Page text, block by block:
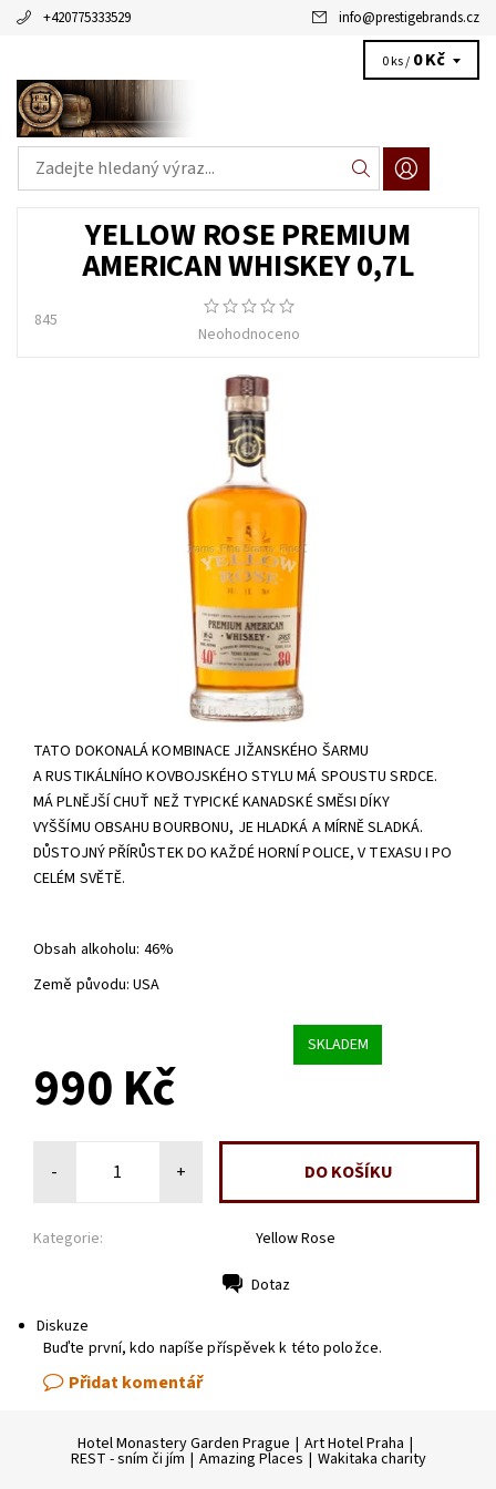
+420775333529 info@prestigebrands.cz
0 ks / 0 Kč
YELLOW ROSE PREMIUM
AMERICAN WHISKEY 0,7L
845
Neohodnoceno
TATO DOKONALÁ KOMBINACE JIŽANSKÉHO ŠARMU
A RUSTIKÁLNÍHO KOVBOJSKÉHO STYLU MÁ SPOUSTU SRDCE.
MÁ PLNĚJŠÍ CHUŤ NEŽ TYPICKÉ KANADSKÉ SMĚSI DÍKY
VYŠŠÍMU OBSAHU BOURBONU, JE HLADKÁ A MÍRNĚ SLADKÁ.
DŮSTOJNÝ PŘÍRŮSTEK DO KAŽDÉ HORNÍ POLICE, V TEXASU I PO
CELÉM SVĚTĚ.
Obsah alkoholu: 46%
Země původu: USA
SKLADEM
990 Kč
- +
Kategorie: Yellow Rose
Dotaz
Diskuze
Buďte první, kdo napíše příspěvek k této položce.
Přidat komentář
Hotel Monastery Garden Prague | Art Hotel Praha |
REST - sním či jím | Amazing Places | Wakitaka charity